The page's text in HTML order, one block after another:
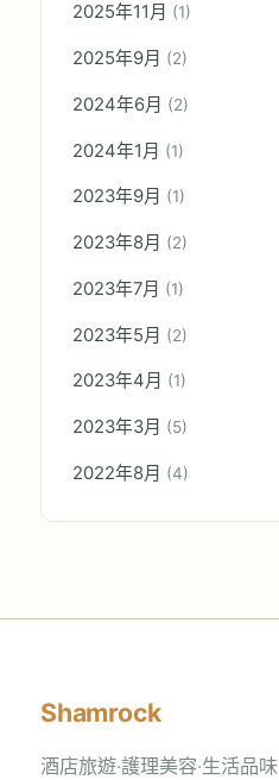
2025年11月 (1)
2025年9月 (2)
2024年6月 (2)
2024年1月 (1)
2023年9月 (1)
2023年8月 (2)
2023年7月 (1)
2023年5月 (2)
2023年4月 (1)
2023年3月 (5)
2022年8月 (4)
Shamrock
酒店旅遊‧護理美容‧生活品味